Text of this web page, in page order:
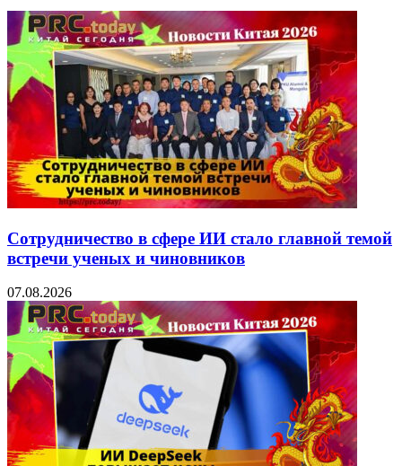
Сотрудничество в сфере ИИ стало главной темой
встречи ученых и чиновников
07.08.2026